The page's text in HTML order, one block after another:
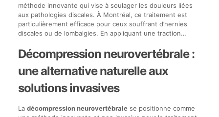
méthode innovante qui vise à soulager les douleurs liées
aux pathologies discales. À Montréal, ce traitement est
particulièrement efficace pour ceux souffrant d’hernies
discales ou de lombalgies. En appliquant une traction…
Décompression neurovertébrale :
une alternative naturelle aux
solutions invasives
La décompression neurovertébralese positionne comme